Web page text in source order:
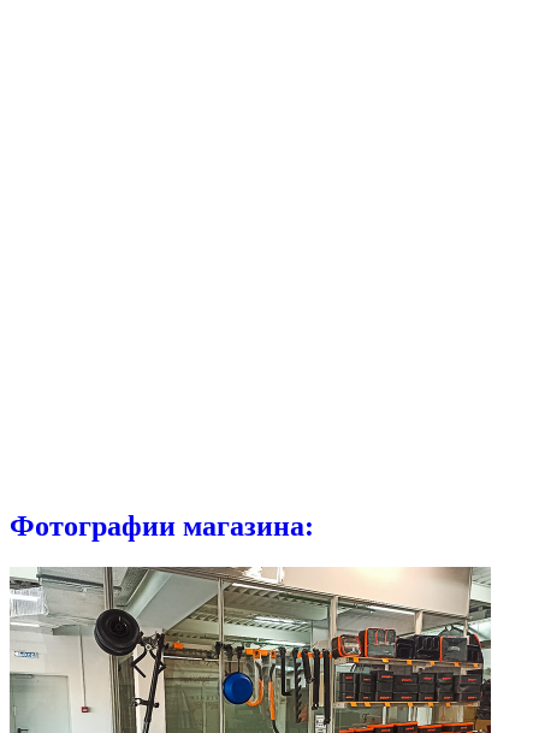
Фотографии магазина: